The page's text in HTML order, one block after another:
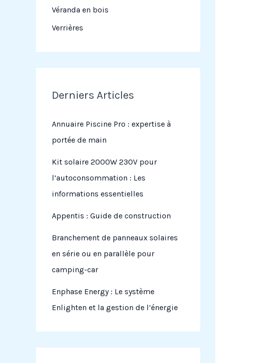
Véranda en bois
Verrières
Derniers Articles
Annuaire Piscine Pro : expertise à
portée de main
Kit solaire 2000W 230V pour
l’autoconsommation : Les
informations essentielles
Appentis : Guide de construction
Branchement de panneaux solaires
en série ou en parallèle pour
camping-car
Enphase Energy : Le système
Enlighten et la gestion de l’énergie